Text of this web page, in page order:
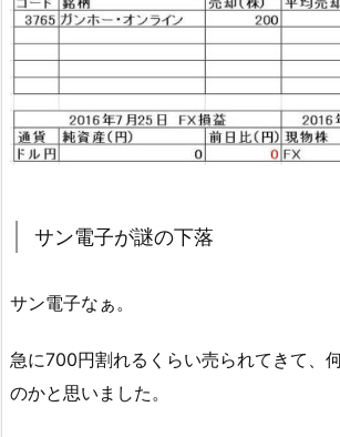
サン電子が謎の下落
サン電子なぁ。
急に700円割れるくらい売られてきて、
のかと思いました。